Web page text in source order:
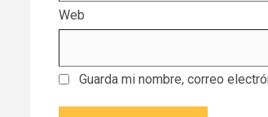
Web
Guarda mi nombre, correo